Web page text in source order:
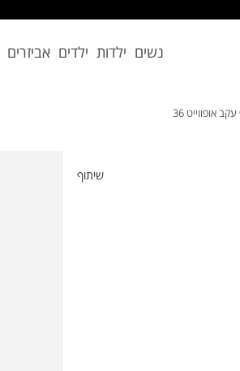
נשים ילדות ילדים אביזרים
אופווייט 36
שיתוף